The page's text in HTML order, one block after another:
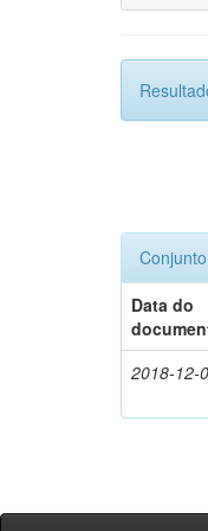
Data do
2018-12-